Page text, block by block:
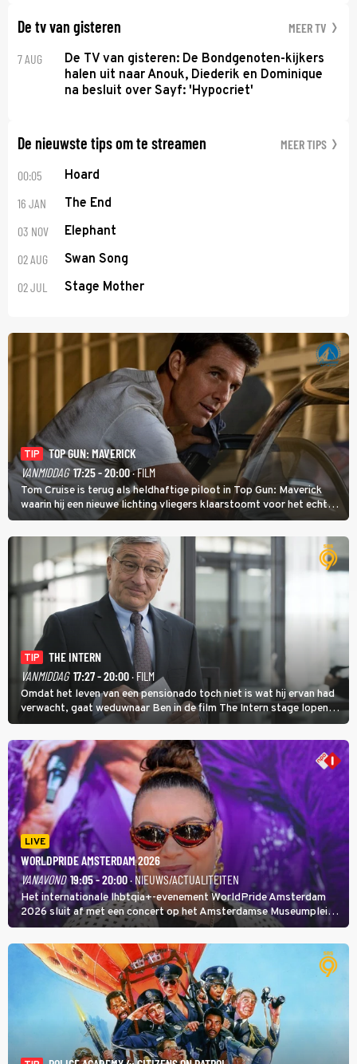
De tv van gisteren MEER TV
7 AUG
De TV van gisteren: De Bondgenoten-kijkers
halen uit naar Anouk, Diederik en Dominique
na besluit over Sayf: 'Hypocriet'
De nieuwste tips om te streamen MEER TIPS
00:05 Hoard
16 JAN The End
03 NOV Elephant
02 AUG Swan Song
02 JUL Stage Mother
TIP
TOP GUN: MAVERICK
VANMIDDAG 17:25 - 20:00· FILM
Tom Cruise is terug als heldhaftige piloot in Top Gun: Maverick
waarin hij een nieuwe lichting vliegers klaarstoomt voor het echte
werk.
TIP
THE INTERN
VANMIDDAG 17:27 - 20:00· FILM
Omdat het leven van een pensionado toch niet is wat hij ervan had
verwacht, gaat weduwnaar Ben in de film The Intern stage lopen
bij de hippe webwinkel van Jules, wat een gouden zet blijkt te zijn.
LIVE
WORLDPRIDE AMSTERDAM 2026
VANAVOND 19:05 - 20:00· NIEUWS/ACTUALITEITEN
Het internationale lhbtqia+-evenement WorldPride Amsterdam
2026 sluit af met een concert op het Amsterdamse Museumplein.
Anita Doth is een van de optredende artiesten. In de jaren 90
veroverde ze de wereld als zangeres van 2Unlimited.